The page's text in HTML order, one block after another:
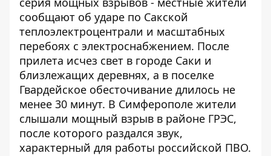
сообщают об ударе по Сакской
теплоэлектроцентрали и масштабных
перебоях с электроснабжением. После
прилета исчез свет в городе Саки и
близлежащих деревнях, а в поселке
Гвардейское обесточивание длилось не
менее 30 минут. В Симферополе жители
слышали мощный взрыв в районе ГРЭС,
после которого раздался звук,
характерный для работы российской ПВО.